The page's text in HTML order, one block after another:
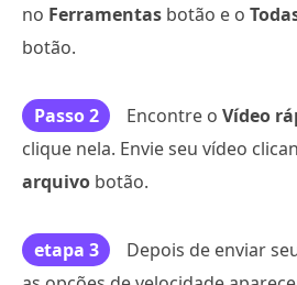
no Ferramentas botão e o
botão.
Passo 2 Encontre o Vídeo
clique nela. Envie seu vídeo
arquivo botão.
etapa 3
Depois de enviar